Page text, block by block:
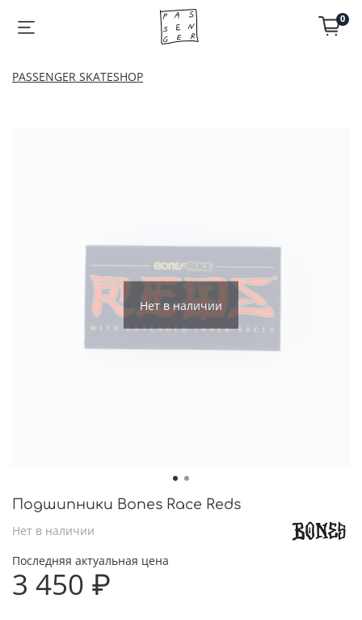
0
PASSENGER SKATESHOP
Нет в наличии
Подшипники Bones Race Reds
Нет в наличии
Последняя актуальная цена
3 450 ₽